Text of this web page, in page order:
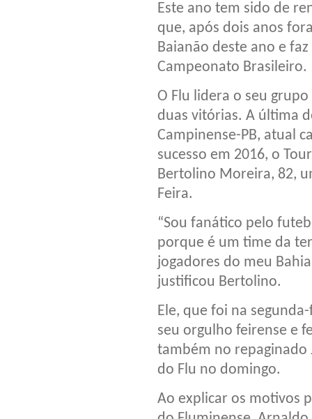
Este ano tem sido de
que, após dois anos
Baianão deste ano e
Campeonato Brasileiro.
O Flu lidera o seu
duas vitórias. A última
Campinense-PB, atual
sucesso em 2016, o
Bertolino Moreira, 82,
Feira.
“Sou fanático pelo
porque é um time da
jogadores do meu
justificou Bertolino.
Ele, que foi na
seu orgulho feirense e
também no repaginado
do Flu no domingo.
Ao explicar os motivos